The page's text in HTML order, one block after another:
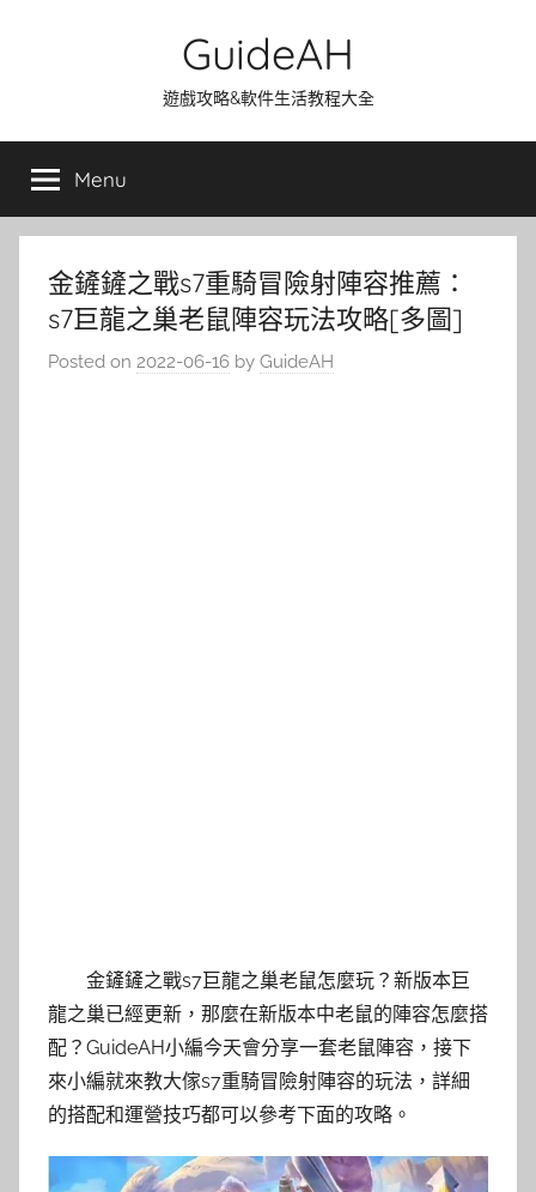
GuideAH
遊戲攻略&軟件生活教程大全
Menu
金鏟鏟之戰s7重騎冒險射陣容推薦：
s7巨龍之巢老鼠陣容玩法攻略[多圖]
Posted on 2022-06-16 by GuideAH
金鏟鏟之戰s7巨龍之巢老鼠怎麼玩？新版本巨
龍之巢已經更新，那麼在新版本中老鼠的陣容怎麼搭
配？GuideAH小編今天會分享一套老鼠陣容，接下
來小編就來教大傢s7重騎冒險射陣容的玩法，詳細
的搭配和運營技巧都可以參考下面的攻略。